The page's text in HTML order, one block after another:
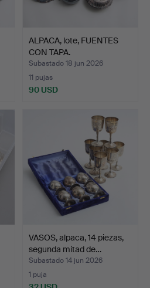
ALPACA, lote, FUENTES
CON TAPA.
Subastado 18 jun 2026
11 pujas
90 USD
VASOS, alpaca, 14 piezas,
segunda mitad de…
Subastado 14 jun 2026
1 puja